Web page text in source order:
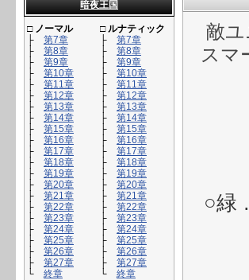
暗夜王国
□ ノーマル
├ 第7章
├ 第8章
├ 第9章
├ 第10章
├ 第11章
├ 第12章
├ 第13章
├ 第14章
├ 第15章
├ 第16章
├ 第17章
├ 第18章
├ 第19章
├ 第20章
├ 第21章
├ 第22章
├ 第23章
├ 第24章
├ 第25章
├ 第26章
├ 第27章
└ 終章
□ルナティック
├ 第7章
├ 第8章
├ 第9章
├ 第10章
├ 第11章
├ 第12章
├ 第13章
├ 第14章
├ 第15章
├ 第16章
├ 第17章
├ 第18章
├ 第19章
├ 第20章
├ 第21章
├ 第22章
├ 第23章
├ 第24章
├ 第25章
├ 第26章
├ 第27章
└ 終章
敵
スマ
○緑